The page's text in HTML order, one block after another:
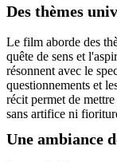
Des thèmes
Le film aborde des
quête de sens et
résonnent avec le
questionnements et
récit permet de
sans artifice ni
Une ambiance